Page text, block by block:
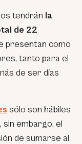
tendrán la
de 22
presentan como
tanto para el
de ser días
sólo son hábiles
sin embargo, el
de sumarse al